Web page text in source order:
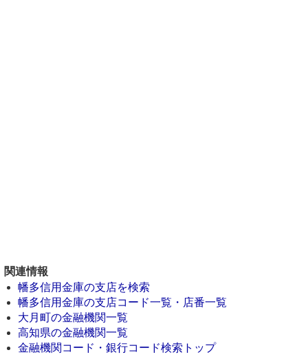
関連情報
幡多信用金庫の支店を検索
幡多信用金庫の支店コード一覧・店番一覧
大月町の金融機関一覧
高知県の金融機関一覧
金融機関コード・銀行コード検索トップ